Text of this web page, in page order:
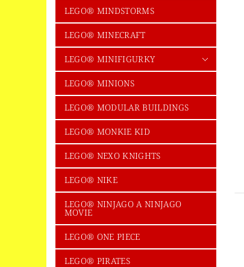
LEGO® MINDSTORMS
LEGO® MINECRAFT
LEGO® MINIFIGURKY
LEGO® MINIONS
LEGO® MODULAR BUILDINGS
LEGO® MONKIE KID
LEGO® NEXO KNIGHTS
LEGO® NIKE
LEGO® NINJAGO A NINJAGO
MOVIE
LEGO® ONE PIECE
LEGO® PIRATES